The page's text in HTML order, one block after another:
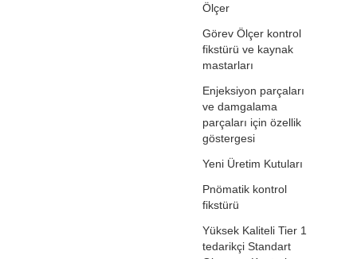
Ölçer
Görev Ölçer kontrol
fikstürü ve kaynak
mastarları
Enjeksiyon parçaları
ve damgalama
parçaları için özellik
göstergesi
Yeni Üretim Kutuları
Pnömatik kontrol
fikstürü
Yüksek Kaliteli Tier 1
tedarikçi Standart